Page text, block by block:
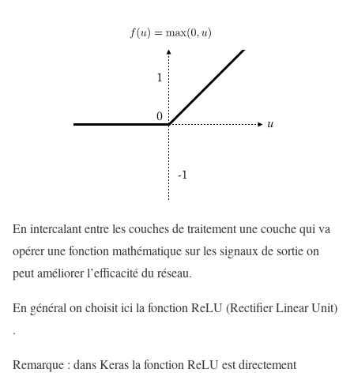
En intercalant entre les couches de traitement une couche qui va
opérer une fonction mathématique sur les signaux de sortie on
peut améliorer l’efficacité du réseau.
En général on choisit ici la fonction ReLU (Rectifier Linear Unit)
.
Remarque : dans Keras la fonction ReLU est directement